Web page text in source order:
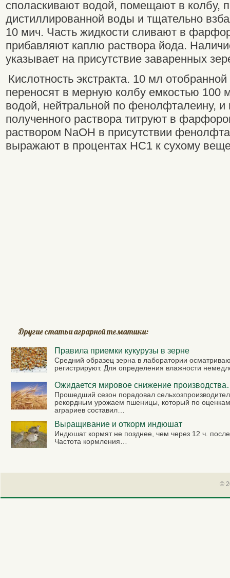
споласкивают водой, помещают в колбу,
дистиллированной воды и тщательно
10 мич. Часть жидкости сливают в
прибавляют каплю раствора йода.
указывает на присутствие заваренных
Кислотность экстракта. 10 мл
переносят в мерную колбу емкостью 100
водой, нейтральной по фенолфталеину,
полученного раствора титруют в
раствором NaOH в присутствии
выражают в процентах НС1 к сухому
Другие статьи аграрной тематики:
Правила приемки кукурузы в зерне
Средний образец зерна в лаборатории
регистрируют. Для определения влажности
Ожидается мировое снижение
Прошедший сезон порадовал
рекордным урожаем пшеницы, который по оценкам
аграриев составил…
Выращивание и откорм индюшат
Индюшат кормят не позднее, чем через 12 ч.
Частота кормления…
©